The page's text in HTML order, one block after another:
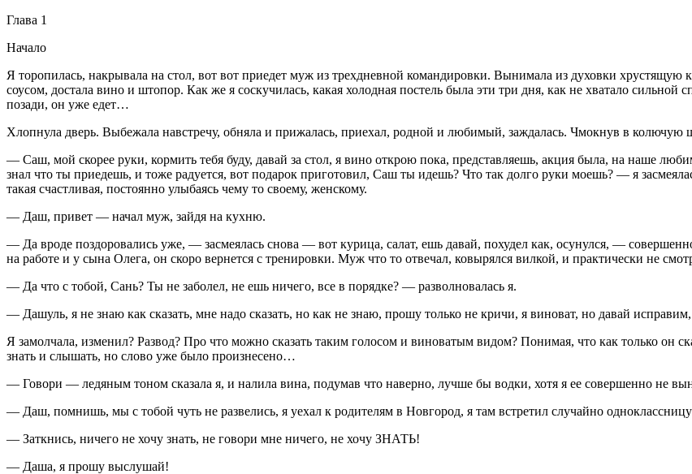
Глава 1
Начало
Я торопилась, накрывала на стол, вот вот приедет муж из трехдневной командировки. Вынимала из духовки хрустящую
соусом, достала вино и штопор. Как же я соскучилась, какая холодная постель была эти три дня, как не хватало
позади, он уже едет…
Хлопнула дверь. Выбежала навстречу, обняла и прижалась, приехал, родной и любимый, заждалась. Чмокнув в колючую
— Саш, мой скорее руки, кормить тебя буду, давай за стол, я вино открою пока, представляешь, акция была, на наше
знал что ты приедешь, и тоже радуется, вот подарок приготовил, Саш ты идешь? Что так долго руки моешь? — я
такая счастливая, постоянно улыбаясь чему то своему, женскому.
— Даш, привет — начал муж, зайдя на кухню.
— Да вроде поздоровались уже, — засмеялась снова — вот курица, салат, ешь давай, похудел как, осунулся, —
на работе и у сына Олега, он скоро вернется с тренировки. Муж что то отвечал, ковырялся вилкой, и практически не
— Да что с тобой, Сань? Ты не заболел, не ешь ничего, все в порядке? — разволновалась я.
— Дашуль, я не знаю как сказать, мне надо сказать, но как не знаю, прошу только не кричи, я виноват, но давай
Я замолчала, изменил? Развод? Про что можно сказать таким голосом и виноватым видом? Понимая, что как только он
знать и слышать, но слово уже было произнесено…
— Говори — ледяным тоном сказала я, и налила вина, подумав что наверно, лучше бы водки, хотя я ее совершенно не
— Даш, помнишь, мы с тобой чуть не развелись, я уехал к родителям в Новгород, я там встретил случайно
— Заткнись, ничего не хочу знать, не говори мне ничего, не хочу ЗНАТЬ!
— Даша, я прошу выслушай!